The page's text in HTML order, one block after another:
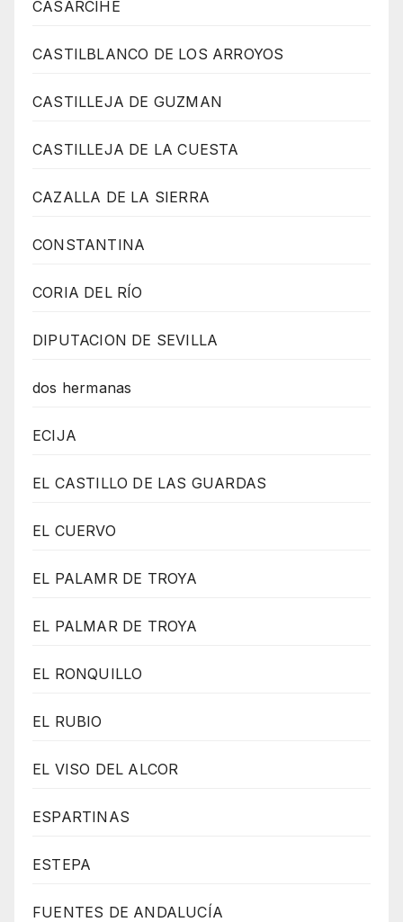
CASARCIHE
CASTILBLANCO DE LOS ARROYOS
CASTILLEJA DE GUZMAN
CASTILLEJA DE LA CUESTA
CAZALLA DE LA SIERRA
CONSTANTINA
CORIA DEL RÍO
DIPUTACION DE SEVILLA
dos hermanas
ECIJA
EL CASTILLO DE LAS GUARDAS
EL CUERVO
EL PALAMR DE TROYA
EL PALMAR DE TROYA
EL RONQUILLO
EL RUBIO
EL VISO DEL ALCOR
ESPARTINAS
ESTEPA
FUENTES DE ANDALUCÍA